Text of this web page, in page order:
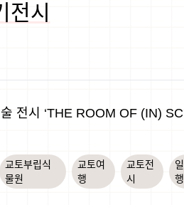
전시
전시 ‘THE ROOM OF (IN)
교토부립식
물원
교토여
행
교토전
시
행